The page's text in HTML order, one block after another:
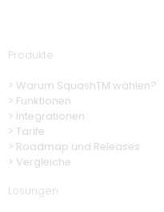
Produkte
> Warum SquashTM wählen?
> Funktionen
> Integrationen
> Tarife
> Roadmap und Releases
> Vergleiche
Lösungen